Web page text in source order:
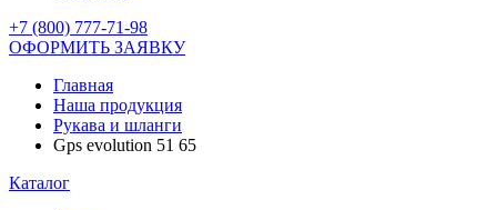
+7 (800) 777-71-98
ОФОРМИТЬ ЗАЯВКУ
Главная
Наша продукция
Рукава и шланги
Gps evolution 51 65
Каталог